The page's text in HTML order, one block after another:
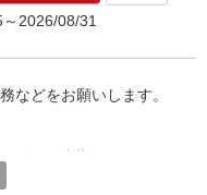
2026/08/31
などをお願いします。
し。重量物20キロ程度あ